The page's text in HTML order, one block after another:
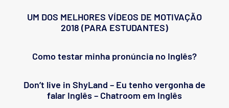
UM DOS MELHORES VÍDEOS DE MOTIVAÇÃO
2018 (PARA ESTUDANTES)
Como testar minha pronúncia no Inglês?
Don’t live in ShyLand – Eu tenho vergonha de
falar Inglês – Chatroom em Inglês